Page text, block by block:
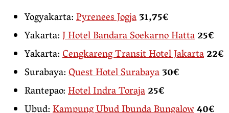
Yogyakarta:Pyrenees Jogja31,75€
Yakarta:J Hotel Bandara Soekarno Hatta25€
Yakarta:Cengkareng Transit Hotel Jakarta22€
Surabaya:Quest Hotel Surabaya30€
Rantepao:Hotel Indra Toraja25€